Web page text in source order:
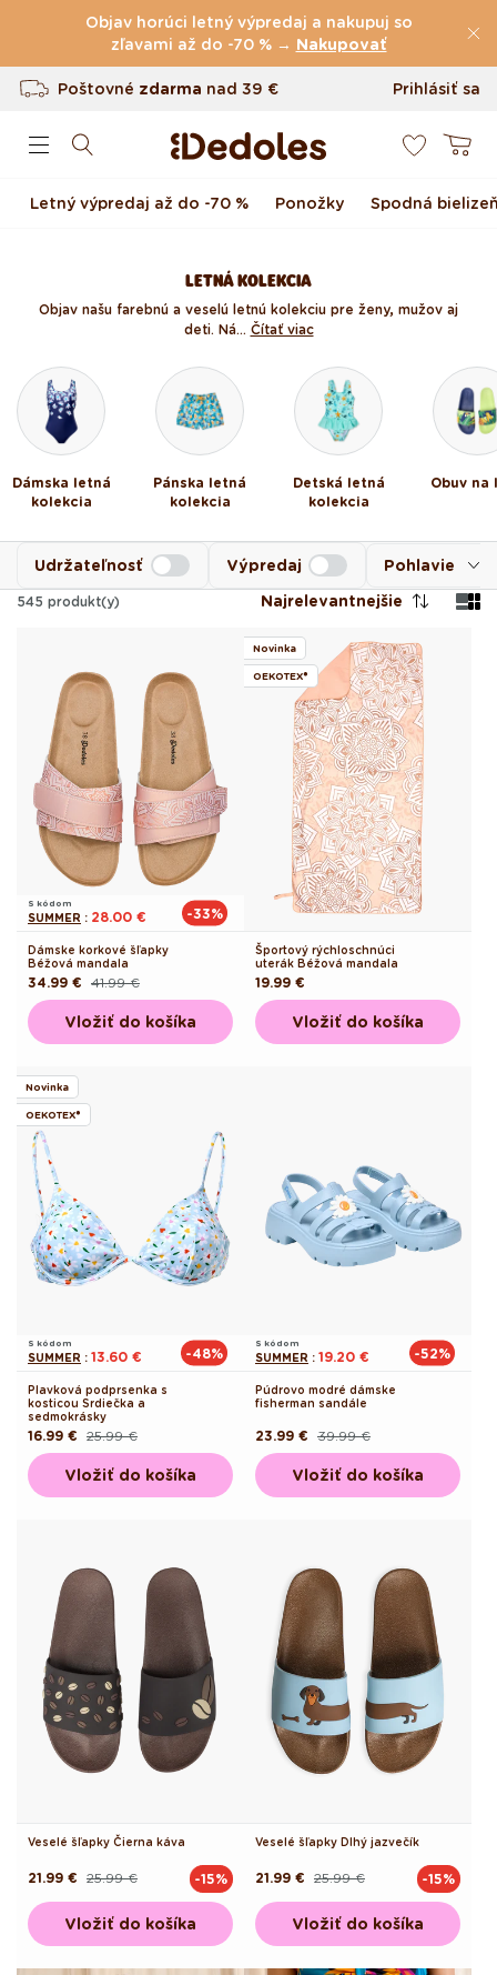
Preskočiť na obsah
Objav horúci letný výpredaj a nakupuj so
zľavami až do -70 % → Nakupovať
Poštovnézdarma nad39 €
Vrátenie tovaru až do 100 dní
Originálny dizajn navrhnutý u nás
Prihlásiť sa
Košík
Letný výpredaj až do -70 % Ponožky Spodná
LETNÁ KOLEKCIA
Objav našu farebnú a veselú letnú kolekciu pre ženy, mužov aj
deti. Ná... Čítať viac
Dámska letná
kolekcia
Pánska letná
kolekcia
Detská letná
kolekcia
Obuv na
Pohlavie
Udržateľnosť Výpredaj
545 produkt(y) Najrelevantnejšie
S kódom
SUMMER : 28.00 € -33%
Dámske korkové šľapky
Béžová mandala
Pôvodná
cena
41.99 €
Akciová
cena
34.99 €
Vložiť do košíka
Novinka
OEKOTEX®
Športový rýchloschnúci
uterák Béžová mandala
Pôvodná
cena
19.99 €
Vložiť do košíka
Novinka
OEKOTEX®
S kódom
SUMMER : 13.60 € -48%
Plavková podprsenka s
kosticou Srdiečka a
sedmokrásky
Pôvodná
cena
25.99 €
Akciová
cena
16.99 €
Vložiť do košíka
S kódom
SUMMER : 19.20 € -52%
Púdrovo modré dámske
fisherman sandále
Pôvodná
cena
39.99 €
Akciová
cena
23.99 €
Vložiť do košíka
Veselé šľapky Čierna káva
Pôvodná25.99 €
Akciová
21.99 € -15%
Vložiť do košíka
Veselé šľapky Dlhý jazvečík
Pôvodná25.99 €
Akciová
21.99 € -15%
Vložiť do košíka